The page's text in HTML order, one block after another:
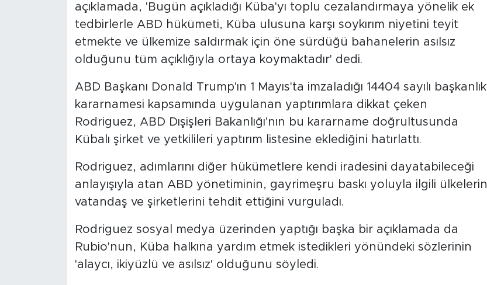
açıklamada, 'Bugün açıkladığı Küba'yı toplu cezalandırmaya yönelik ek
tedbirlerle ABD hükümeti, Küba ulusuna karşı soykırım niyetini teyit
etmekte ve ülkemize saldırmak için öne sürdüğü bahanelerin asılsız
olduğunu tüm açıklığıyla ortaya koymaktadır' dedi.
ABD Başkanı Donald Trump'ın 1 Mayıs'ta imzaladığı 14404 sayılı başkanlık
kararnamesi kapsamında uygulanan yaptırımlara dikkat çeken
Rodriguez, ABD Dışişleri Bakanlığı'nın bu kararname doğrultusunda
Kübalı şirket ve yetkilileri yaptırım listesine eklediğini hatırlattı.
Rodriguez, adımlarını diğer hükümetlere kendi iradesini dayatabileceği
anlayışıyla atan ABD yönetiminin, gayrimeşru baskı yoluyla ilgili ülkelerin
vatandaş ve şirketlerini tehdit ettiğini vurguladı.
Rodriguez sosyal medya üzerinden yaptığı başka bir açıklamada da
Rubio'nun, Küba halkına yardım etmek istedikleri yönündeki sözlerinin
'alaycı, ikiyüzlü ve asılsız' olduğunu söyledi.